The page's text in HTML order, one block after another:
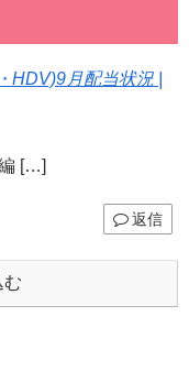
HDV)9月配当状況 |
[…]
返信
む